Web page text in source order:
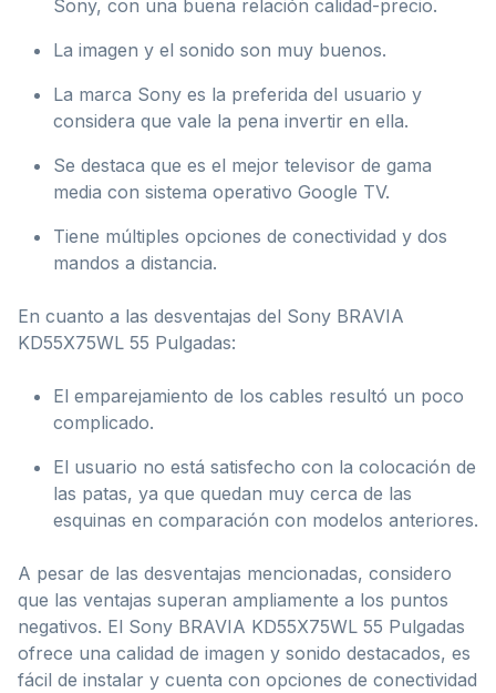
Sony, con una buena relación calidad-precio.
La imagen y el sonido son muy buenos.
La marca Sony es la preferida del usuario y
considera que vale la pena invertir en ella.
Se destaca que es el mejor televisor de gama
media con sistema operativo Google TV.
Tiene múltiples opciones de conectividad y dos
mandos a distancia.
En cuanto a las desventajas del Sony BRAVIA
KD55X75WL 55 Pulgadas:
El emparejamiento de los cables resultó un poco
complicado.
El usuario no está satisfecho con la colocación de
las patas, ya que quedan muy cerca de las
esquinas en comparación con modelos anteriores.
A pesar de las desventajas mencionadas, considero
que las ventajas superan ampliamente a los puntos
negativos. El Sony BRAVIA KD55X75WL 55 Pulgadas
ofrece una calidad de imagen y sonido destacados, es
fácil de instalar y cuenta con opciones de conectividad